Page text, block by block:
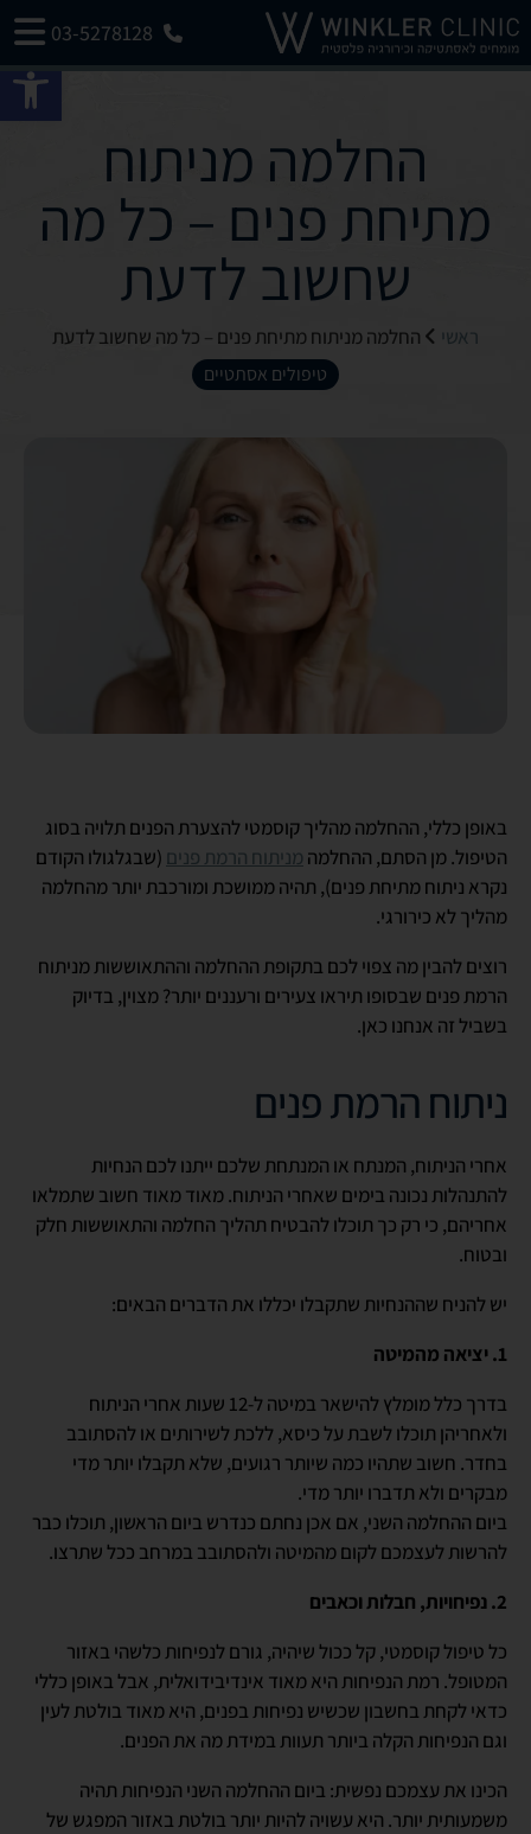
03-5278128
החלמה מניתוח
מתיחת פנים – כל מה
שחשוב לדעת
ראשי החלמה מניתוח מתיחת פנים – כל מה שחשוב לדעת
טיפולים אסתטיים
באופן כללי, ההחלמה מהליך קוסמטי להצערת הפנים תלויה בסוג
הטיפול. מן הסתם, ההחלמה מניתוח הרמת פנים (שבגלגולו הקודם
נקרא ניתוח מתיחת פנים), תהיה ממושכת ומורכבת יותר מהחלמה
מהליך לא כירורגי.
רוצים להבין מה צפוי לכם בתקופת ההחלמה וההתאוששות מניתוח
הרמת פנים שבסופו תיראו צעירים ורעננים יותר? מצוין, בדיוק
בשביל זה אנחנו כאן.
ניתוח הרמת פנים
אחרי הניתוח, המנתח או המנתחת שלכם ייתנו לכם הנחיות
להתנהלות נכונה בימים שאחרי הניתוח. מאוד מאוד חשוב שתמלאו
אחריהם, כי רק כך תוכלו להבטיח תהליך החלמה והתאוששות חלק
ובטוח.
יש להניח שההנחיות שתקבלו יכללו את הדברים הבאים:
1. יציאה מהמיטה
בדרך כלל מומלץ להישאר במיטה ל-12 שעות אחרי הניתוח
ולאחריהן תוכלו לשבת על כיסא, ללכת לשירותים או להסתובב
בחדר. חשוב שתהיו כמה שיותר רגועים, שלא תקבלו יותר מדי
מבקרים ולא תדברו יותר מדי.
ביום ההחלמה השני, אם אכן נחתם כנדרש ביום הראשון, תוכלו כבר
להרשות לעצמכם לקום מהמיטה ולהסתובב במרחב ככל שתרצו.
2. נפיחויות, חבלות וכאבים
כל טיפול קוסמטי, קל ככול שיהיה, גורם לנפיחות כלשהי באזור
המטופל. רמת הנפיחות היא מאוד אינדיבידואלית, אבל באופן כללי
כדאי לקחת בחשבון שכשיש נפיחות בפנים, היא מאוד בולטת לעין
וגם הנפיחות הקלה ביותר תעוות במידת מה את הפנים.
הכינו את עצמכם נפשית: ביום ההחלמה השני הנפיחות תהיה
משמעותית יותר. היא עשויה להיות יותר בולטת באזור המפגש של